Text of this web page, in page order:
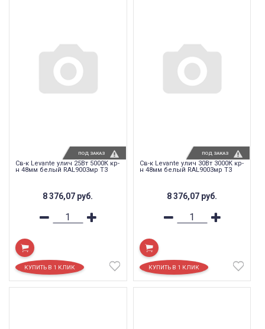
Св-к Levante улич 25Вт 5000К кр-
н 48мм белый RAL9003мр T3
8 376,07 руб.
ПОД ЗАКАЗ
Св-к Levante улич 30Вт 3000К кр-
н 48мм белый RAL9003мр T3
8 376,07 руб.
ПОД ЗАКАЗ